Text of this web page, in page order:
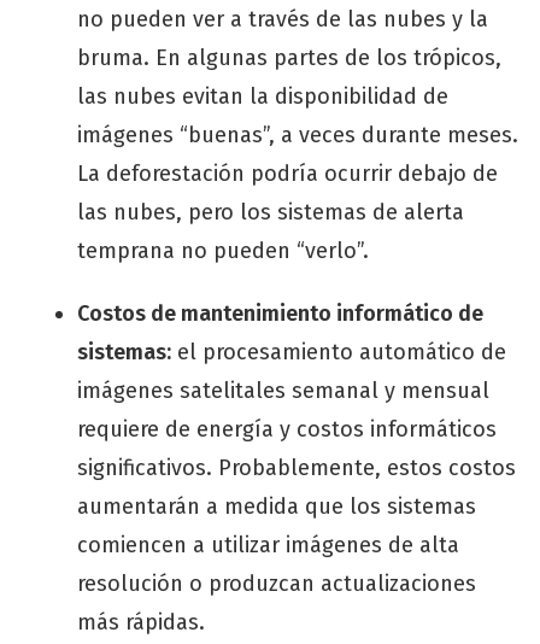
no pueden ver a través de las nubes y la
bruma. En algunas partes de los trópicos,
las nubes evitan la disponibilidad de
imágenes “buenas”, a veces durante meses.
La deforestación podría ocurrir debajo de
las nubes, pero los sistemas de alerta
temprana no pueden “verlo”.
Costos de mantenimiento informático de
sistemas: el procesamiento automático de
imágenes satelitales semanal y mensual
requiere de energía y costos informáticos
significativos. Probablemente, estos costos
aumentarán a medida que los sistemas
comiencen a utilizar imágenes de alta
resolución o produzcan actualizaciones
más rápidas.